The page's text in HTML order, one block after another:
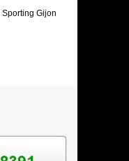
Gijon